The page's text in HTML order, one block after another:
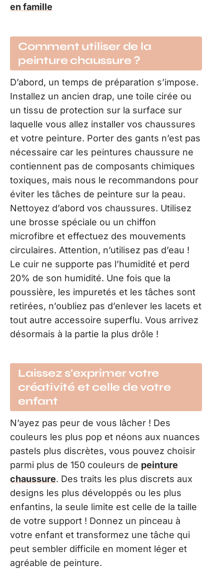
en famille
Comment utiliser de la
peinture chaussure ?
D’abord, un temps de préparation s’impose.
Installez un ancien drap, une toile cirée ou
un tissu de protection sur la surface sur
laquelle vous allez installer vos chaussures
et votre peinture. Porter des gants n’est pas
nécessaire car les peintures chaussure ne
contiennent pas de composants chimiques
toxiques, mais nous le recommandons pour
éviter les tâches de peinture sur la peau.
Nettoyez d’abord vos chaussures. Utilisez
une brosse spéciale ou un chiffon
microfibre et effectuez des mouvements
circulaires. Attention, n’utilisez pas d’eau !
Le cuir ne supporte pas l’humidité et perd
20% de son humidité. Une fois que la
poussière, les impuretés et les tâches sont
retirées, n’oubliez pas d’enlever les lacets et
tout autre accessoire superflu. Vous arrivez
désormais à la partie la plus drôle !
Laissez s’exprimer votre
créativité et celle de votre
enfant
N’ayez pas peur de vous lâcher ! Des
couleurs les plus pop et néons aux nuances
pastels plus discrètes, vous pouvez choisir
parmi plus de 150 couleurs de peinture
chaussure. Des traits les plus discrets aux
designs les plus développés ou les plus
enfantins, la seule limite est celle de la taille
de votre support ! Donnez un pinceau à
votre enfant et transformez une tâche qui
peut sembler difficile en moment léger et
agréable de peinture.